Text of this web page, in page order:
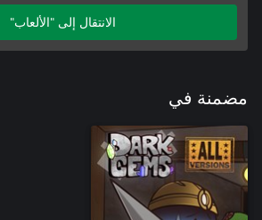
الانتقال إلى "الألعاب"
مضمنة في